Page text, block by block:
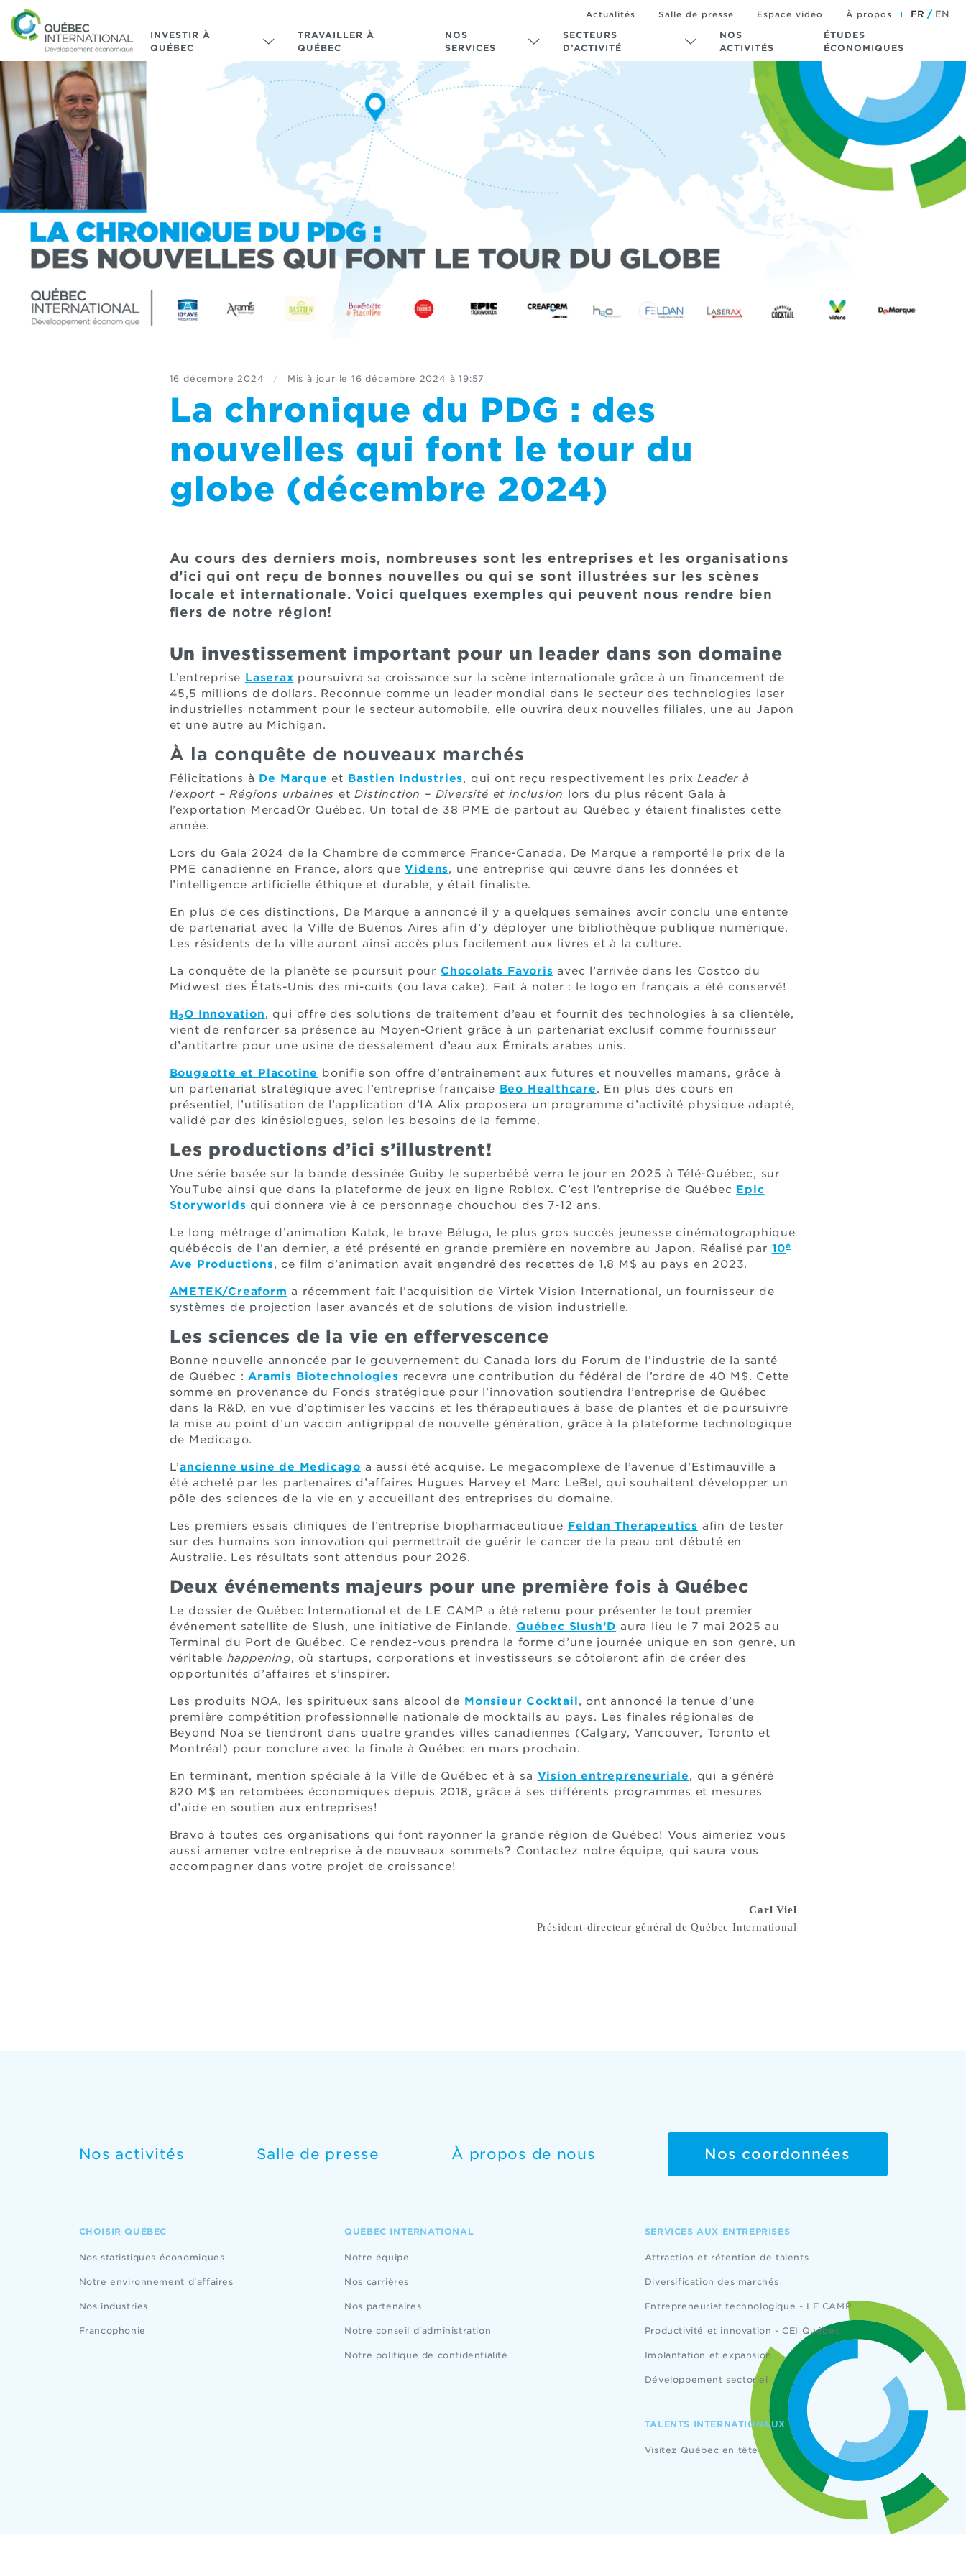
INVESTIR À
QUÉBEC
TRAVAILLER À
QUÉBEC
NOS
SERVICES
SECTEURS
D’ACTIVITÉ
NOS
ACTIVITÉS
ÉTUDES
ÉCONOMIQUES
Actualités Salle de presse Espace vidéo À propos FR EN
16 décembre 2024 / Mis à jour le 16 décembre 2024 à 19:57
La chronique du PDG : des
nouvelles qui font le tour du
globe (décembre 2024)
Au cours des derniers mois, nombreuses sont les entreprises et les organisations
d’ici qui ont reçu de bonnes nouvelles ou qui se sont illustrées sur les scènes
locale et internationale. Voici quelques exemples qui peuvent nous rendre bien
fiers de notre région!
Un investissement important pour un leader dans son domaine
L’entreprise Laserax poursuivra sa croissance sur la scène internationale grâce à un financement de
45,5 millions de dollars. Reconnue comme un leader mondial dans le secteur des technologies laser
industrielles notamment pour le secteur automobile, elle ouvrira deux nouvelles filiales, une au Japon
et une autre au Michigan.
À la conquête de nouveaux marchés
Félicitations à De Marque et Bastien Industries, qui ont reçu respectivement les prixLeader à
l’export – Régions urbaines etDistinction – Diversité et inclusion
lors du plus récent Gala à
l’exportation MercadOr Québec. Un total de 38 PME de partout au Québec y étaient finalistes cette
année.
Lors du Gala 2024 de la Chambre de commerce France-Canada, De Marque a remporté le prix de la
PME canadienne en France, alors queVidens, une entreprise qui œuvre dans les données et
l’intelligence artificielle éthique et durable, y était finaliste.
En plus de ces distinctions, De Marque a annoncé il y a quelques semaines avoir conclu une entente
de partenariat avec la Ville de Buenos Aires afin d’y déployer une bibliothèque publique numérique.
Les résidents de la ville auront ainsi accès plus facilement aux livres et à la culture.
La conquête de la planète se poursuit pour Chocolats Favoris avec l’arrivée dans les Costco du
Midwest des États-Unis des mi-cuits (ou lava cake). Fait à noter : le logo en français a été conservé!
H2O Innovation, qui offre des solutions de traitement d’eau et fournit des technologies à sa clientèle,
vient de renforcer sa présence au Moyen-Orient grâce à un partenariat exclusif comme fournisseur
d’antitartre pour une usine de dessalement d’eau aux Émirats arabes unis.
Bougeotte et Placotine bonifie son offre d’entraînement aux futures et nouvelles mamans, grâce à
un partenariat stratégique avec l’entreprise française Beo Healthcare. En plus des cours en
présentiel, l’utilisation de l’application d’IA Alix proposera un programme d’activité physique adapté,
validé par des kinésiologues, selon les besoins de la femme.
Les productions d’ici s’illustrent!
Une série basée sur la bande dessinée Guiby le superbébé verra le jour en 2025 à Télé-Québec, sur
YouTube ainsi que dans la plateforme de jeux en ligne Roblox. C’est l’entreprise de Québec Epic
Storyworlds qui donnera vie à ce personnage chouchou des 7-12 ans.
Le long métrage d’animation Katak, le brave Béluga, le plus gros succès jeunesse cinématographique
québécois de l’an dernier, a été présenté en grande première en novembre au Japon. Réalisé par 10e
Ave Productions, ce film d’animation avait engendré des recettes de 1,8 M$ au pays en 2023.
AMETEK/Creaform a récemment fait l’acquisition de Virtek Vision International, un fournisseur de
systèmes de projection laser avancés et de solutions de vision industrielle.
Les sciences de la vie en effervescence
Bonne nouvelle annoncée par le gouvernement du Canada lors du Forum de l’industrie de la santé
de Québec :Aramis Biotechnologies recevra une contribution du fédéral de l’ordre de 40 M$. Cette
somme en provenance du Fonds stratégique pour l’innovation soutiendra l’entreprise de Québec
dans la R&D, en vue d’optimiser les vaccins et les thérapeutiques à base de plantes et de poursuivre
la mise au point d’un vaccin antigrippal de nouvelle génération, grâce à la plateforme technologique
de Medicago.
L’ancienne usine de Medicago a aussi été acquise. Le megacomplexe de l’avenue d’Estimauville a
été acheté par les partenaires d’affaires Hugues Harvey et Marc LeBel, qui souhaitent développer un
pôle des sciences de la vie en y accueillant des entreprises du domaine.
Les premiers essais cliniques de l’entreprise biopharmaceutique Feldan Therapeutics afin de tester
sur des humains son innovation qui permettrait de guérir le cancer de la peau ont débuté en
Australie. Les résultats sont attendus pour 2026.
Deux événements majeurs pour une première fois à Québec
Le dossier de Québec International et de LE CAMP a été retenu pour présenter le tout premier
événement satellite de Slush, une initiative de Finlande. Québec Slush’D aura lieu le 7 mai 2025 au
Terminal du Port de Québec. Ce rendez-vous prendra la forme d’une journée unique en son genre, un
véritable happening, où startups, corporations et investisseurs se côtoieront afin de créer des
opportunités d’affaires et s’inspirer.
Les produits NOA, les spiritueux sans alcool de Monsieur Cocktail , ont annoncé la tenue d’une
première compétition professionnelle nationale de mocktails au pays. Les finales régionales de
Beyond Noa se tiendront dans quatre grandes villes canadiennes (Calgary, Vancouver, Toronto et
Montréal) pour conclure avec la finale à Québec en mars prochain.
En terminant, mention spéciale à la Ville de Québec et à sa Vision entrepreneuriale, qui a généré
820 M$ en retombées économiques depuis 2018, grâce à ses différents programmes et mesures
d’aide en soutien aux entreprises!
Bravo à toutes ces organisations qui font rayonner la grande région de Québec! Vous aimeriez vous
aussi amener votre entreprise à de nouveaux sommets? Contactez notre équipe, qui saura vous
accompagner dans votre projet de croissance!
Carl Viel
Président-directeur général de Québec International
Nos activités Salle de presse À propos de nous Nos coordonnées
CHOISIR QUÉBEC
Nos statistiques économiques
Notre environnement d'affaires
Nos industries
Francophonie
QUÉBEC INTERNATIONAL
Notre équipe
Nos carrières
Nos partenaires
Notre conseil d'administration
Notre politique de confidentialité
SERVICES AUX ENTREPRISES
Attraction et rétention de talents
Diversification des marchés
Entrepreneuriat technologique - LE CAMP
Productivité et innovation - CEI Québec
Implantation et expansion
Développement sectoriel
TALENTS INTERNATIONAUX
Visitez Québec en tête